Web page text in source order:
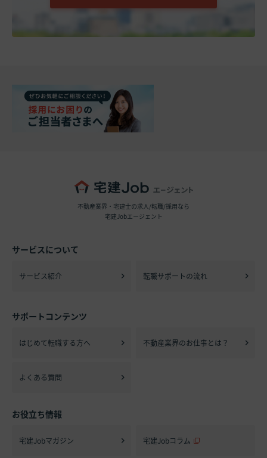
不動産業界・宅建士の求人/転職/採用なら
宅建Jobエージェント
サービスについて
サービス紹介 転職サポートの流れ
サポートコンテンツ
はじめて転職する方へ 不動産業界のお仕事とは？
よくある質問
お役立ち情報
宅建Jobマガジン 宅建Jobコラム